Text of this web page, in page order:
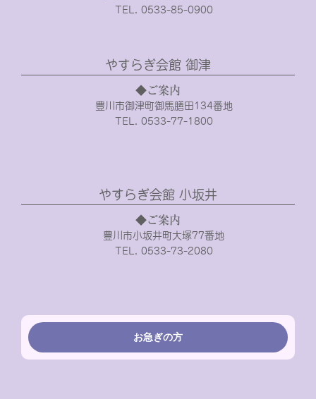
TEL. 0533-85-0900
やすらぎ会館 御津
◆ご案内
豊川市御津町御馬膳田134番地
TEL. 0533-77-1800
やすらぎ会館 小坂井
◆ご案内
豊川市小坂井町大塚77番地
TEL. 0533-73-2080
お急ぎの方